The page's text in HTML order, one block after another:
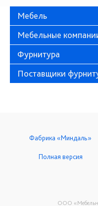
Мебель
Мебельные
Фурнитура
Поставщики
ООО
Фабрика «Миндаль»
Полная версия